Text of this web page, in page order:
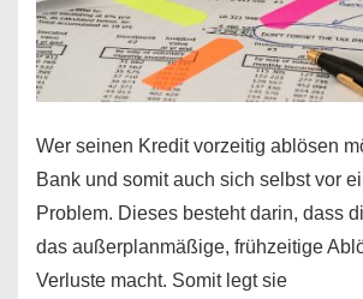
Wer seinen Kredit vorzeitig ablösen
Bank und somit auch sich selbst vor
Problem. Dieses besteht darin, dass
das außerplanmäßige, frühzeitige
Verluste macht. Somit legt sie